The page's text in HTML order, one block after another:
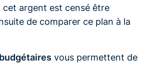
argent est censé être
de comparer ce plan à la
vous permettent de